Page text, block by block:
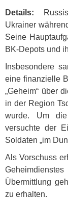
Details:
Ukrainer
Seine
BK-Depots und
Insbesondere
eine finanzielle
„Geheim“ über
in der Region
wurde. Um die
versuchte der
Soldaten „im
Als Vorschuss
Übermittlung
zu erhalten.